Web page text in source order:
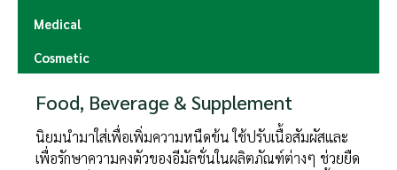
Medical
Cosmetic
Food, Beverage & Supplement
นิยมนำมาใส่เพื่อเพิ่มความหนืดข้น ใช้ปรับเนื้อสัมผัสและ
เพื่อรักษาความคงตัวของอีมัลชั่นในผลิตภัณฑ์ต่างๆ ช่วยยืด